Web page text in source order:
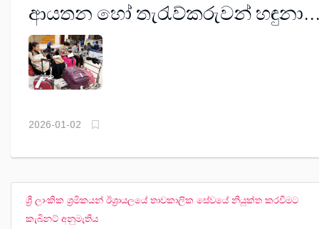
ආයතන හෝ තැරැව්කරුවන් හඳුනා
ගන්නා පහසු ලක්ෂණ මෙන්න
2026-01-02
ශ්‍රී ලාංකික ශ්‍රමිකයන් ඊශ්‍රායලයේ තාවකාලික සේවයේ නියුක්ත කරවීමට
කැබිනට් අනුමැතිය